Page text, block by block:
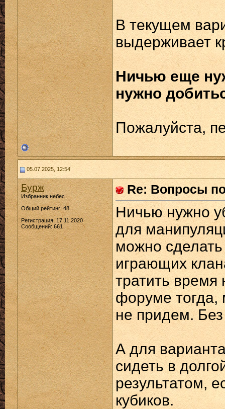
В текущем
выдерживает
Ничью еще
нужно
Пожалуйста,
05.07.2025, 12:54
Бурж
Избранник небес
Общий рейтинг: 48
Регистрация: 17.11.2020
Сообщений: 661
Re: Вопросы
Ничью нужно
для
можно сделать
играющих
тратить
форуме тогда,
не придем.
А для
сидеть в
результатом,
кубиков.